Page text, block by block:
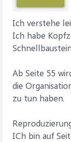
Ich verstehe
Ich habe
Ab Seite 55
die
zu tun haben.
ICh bin auf